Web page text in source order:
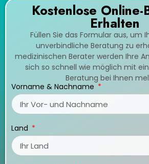
Kostenlose Online-
Erhalten
Füllen Sie das Formular aus, um
unverbindliche Beratung zu
medizinischen Berater werden Ihre
sich so schnell wie möglich mit
Beratung bei Ihnen
Vorname & Nachname
Land